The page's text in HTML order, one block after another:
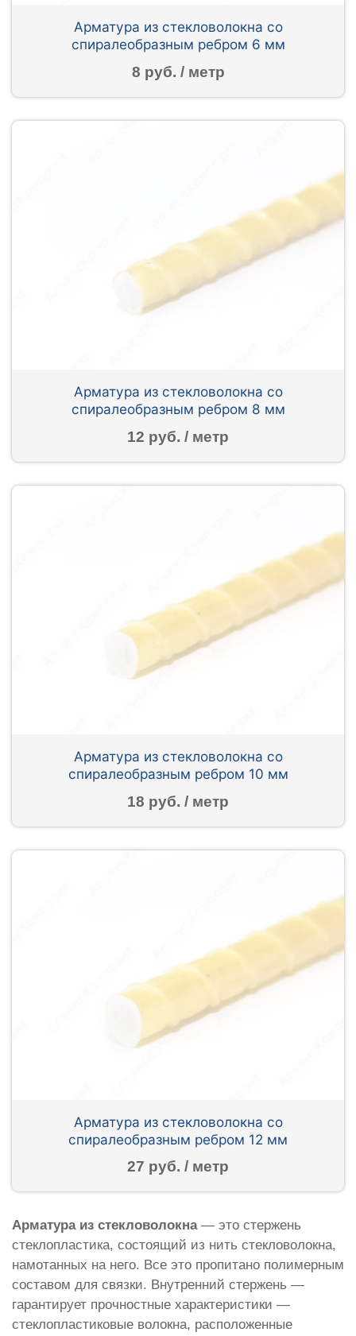
Арматура из стекловолокна со
спиралеобразным ребром 6 мм
8 руб. / метр
Арматура из стекловолокна со
спиралеобразным ребром 8 мм
12 руб. / метр
Арматура из стекловолокна со
спиралеобразным ребром 10 мм
18 руб. / метр
Арматура из стекловолокна со
спиралеобразным ребром 12 мм
27 руб. / метр
Арматура из стекловолокна— это стержень
стеклопластика, состоящий из нить стекловолокна,
намотанных на него. Все это пропитано полимерным
составом для связки. Внутренний стержень —
гарантирует прочностные характеристики —
стеклопластиковые волокна, расположенные